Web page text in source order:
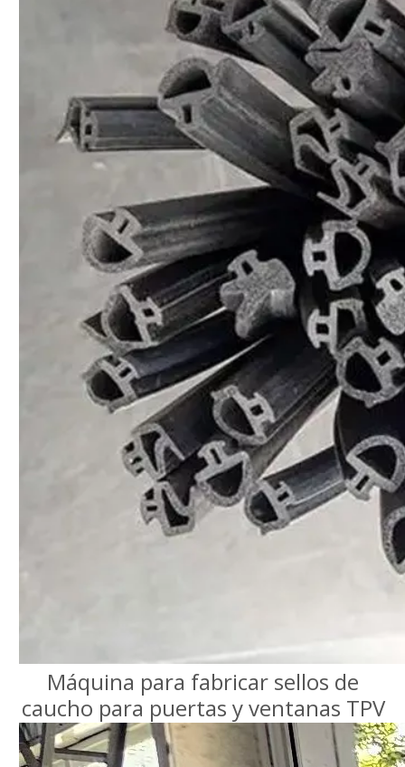
Máquina para fabricar sellos de
caucho para puertas y ventanas TPV